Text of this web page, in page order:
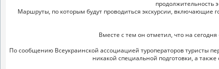
продолжительность
Маршруты, по которым будут проводиться экскурсии, включающие
Вместе с тем он отметил, что на
По сообщению Всеукраинской ассоциацией туроператоров туристы
никакой специальной подготовки, а